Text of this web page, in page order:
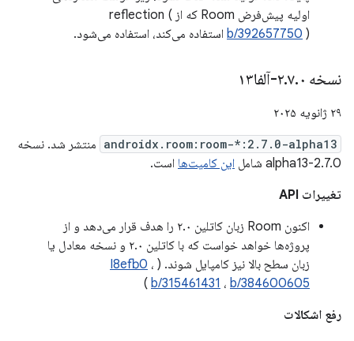
اولیه پیش‌فرض Room که از reflection (
b/392657750 ) استفاده می‌کند، استفاده می‌شود.
نسخه ۲ .۷.۰-آلفا۱۳
۲۹ ژانویه ۲۰۲۵
androidx.room:room-*:2.7.0-alpha13 منتشر شد. نسخه
2.7.0-alpha13 شامل
این کامیت‌ها است.
تغییرات API
اکنون Room زبان کاتلین ۲.۰ را هدف قرار می‌دهد و از
پروژه‌ها خواهد خواست که با کاتلین ۲.۰ و نسخه معادل یا
زبان سطح بالا نیز کامپایل شوند. (
I8efb0 ،
b/315461431 ، b/384600605
)
رفع اشکالات